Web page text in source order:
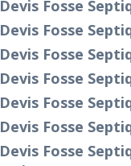
Devis Fosse
Devis Fosse
Devis Fosse
Devis Fosse
Devis Fosse
Devis Fosse
Devis Fosse